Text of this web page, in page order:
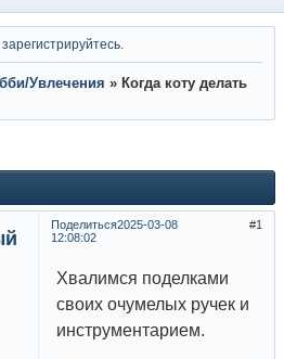
зарегистрируйтесь
Увлечения » Когда коту делать
Поделиться 1
2025-03-08
12:08:02
Хвалимся поделками
своих очумелых ручек и
инструментарием.